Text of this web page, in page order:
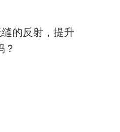
的反射，提升
？